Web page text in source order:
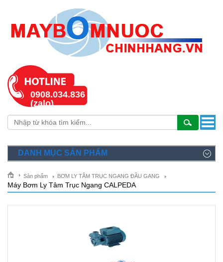
0908.034.836
(zalo)
DANH MỤC SẢN PHẨM
Sản phẩm BƠM LY TÂM TRỤC NGANG ĐẦU GANG
Máy Bơm Ly Tâm Trục Ngang CALPEDA